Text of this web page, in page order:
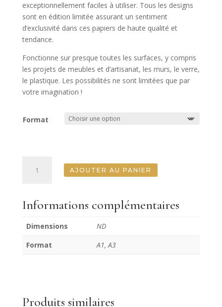
exceptionnellement faciles à utiliser. Tous les designs
sont en édition limitée assurant un sentiment
d’exclusivité dans ces papiers de haute qualité et
tendance.
Fonctionne sur presque toutes les surfaces, y compris
les projets de meubles et d’artisanat, les murs, le verre,
le plastique. Les possibilités ne sont limitées que par
votre imagination !
Format
Posh
Chalk
Deluxe
Decoupage
AJOUTER AU PANIER
Informations complémentaires
Dimensions
ND
Format
A1, A3
Produits similaires